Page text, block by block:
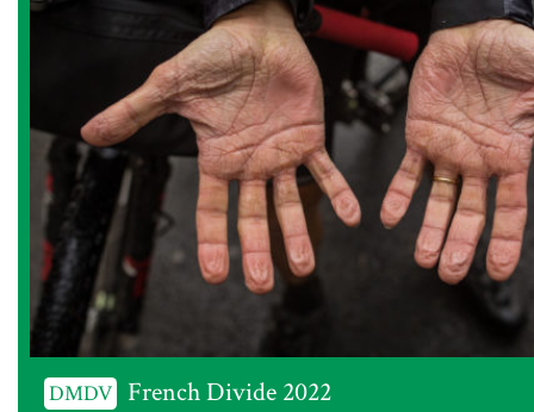
DMDV French Divide 2022